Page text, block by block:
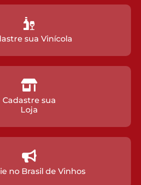
sua Vinícola
Cadastre sua
Loja
no Brasil de Vinhos